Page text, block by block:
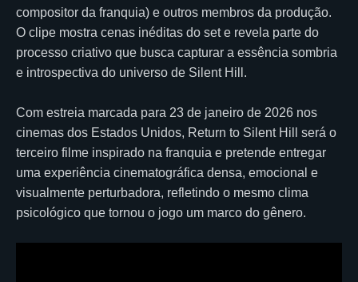
compositor da franquia) e outros membros da produção.
O clipe mostra cenas inéditas do set e revela parte do
processo criativo que busca capturar a essência sombria
e introspectiva do universo de Silent Hill.
Com estreia marcada para 23 de janeiro de 2026 nos
cinemas dos Estados Unidos, Return to Silent Hill será o
terceiro filme inspirado na franquia e pretende entregar
uma experiência cinematográfica densa, emocional e
visualmente perturbadora, refletindo o mesmo clima
psicológico que tornou o jogo um marco do gênero.